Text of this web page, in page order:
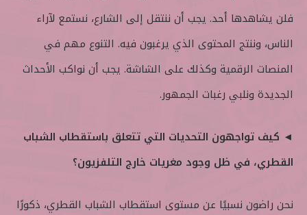
فلن يشاهدها أحد. يجب أن ننتقل إلى الشارع، نستمع لآراء
الناس، وننتج المحتوى الذي يرغبون فيه. التنوع مهم في
المنصات الرقمية وكذلك على الشاشة. يجب أن نواكب الأحداث
الجديدة ونلبي رغبات الجمهور.
◄ كيف تواجهون التحديات التي تتعلق باستقطاب الشباب
القطري، في ظل وجود مغريات خارج التلفزيون؟
نحن راضون نسبيًا عن مستوى استقطاب الشباب القطري، ذكورًا